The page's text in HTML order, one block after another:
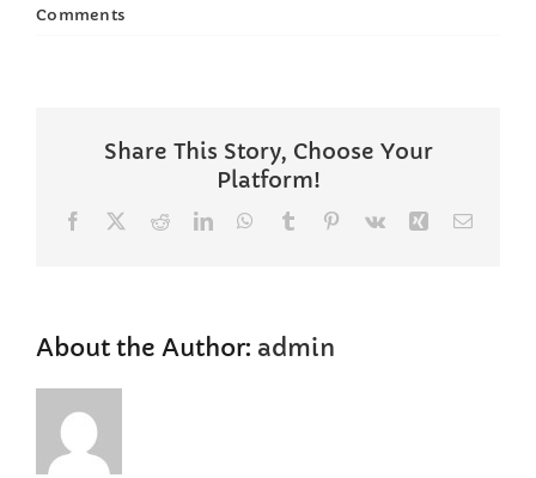
Comments
Share This Story, Choose Your
Platform!
Facebook RedditLinkedInWhatsApp
Tumblr Pinterest
Vk XingEmail
About the Author: admin